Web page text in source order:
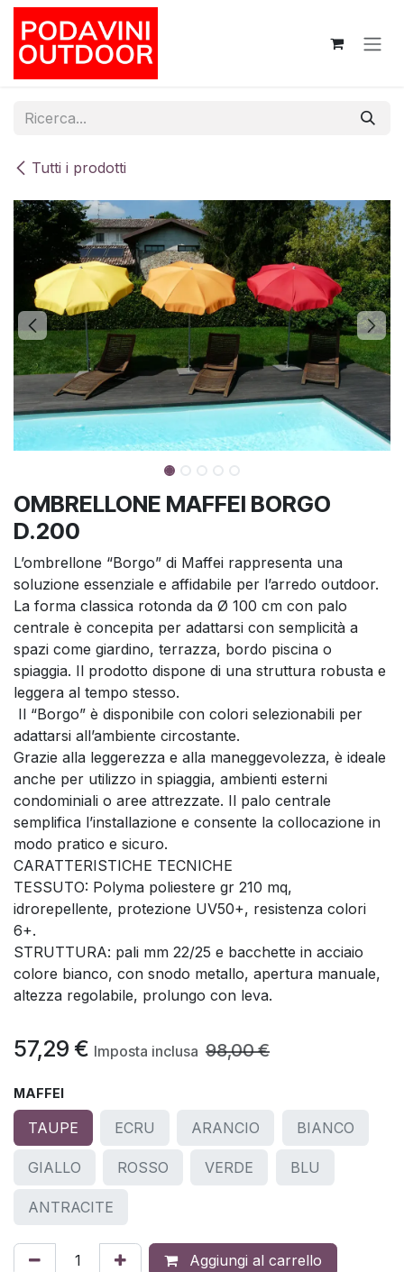
Passa al contenuto
Tutti i prodotti
OMBRELLONE MAFFEI BORGO
D.200
L’ombrellone “Borgo” di Maffei rappresenta una
soluzione essenziale e affidabile per l’arredo outdoor.
La forma classica rotonda da Ø 100 cm con palo
centrale è concepita per adattarsi con semplicità a
spazi come giardino, terrazza, bordo piscina o
spiaggia. Il prodotto dispone di una struttura robusta e
leggera al tempo stesso.
Il “Borgo” è disponibile con colori selezionabili per
adattarsi all’ambiente circostante.
Grazie alla leggerezza e alla maneggevolezza, è ideale
anche per utilizzo in spiaggia, ambienti esterni
condominiali o aree attrezzate. Il palo centrale
semplifica l’installazione e consente la collocazione in
modo pratico e sicuro.
CARATTERISTICHE TECNICHE
TESSUTO: Polyma poliestere gr 210 mq,
idrorepellente, protezione UV50+, resistenza colori
6+.
STRUTTURA: pali mm 22/25 e bacchette in acciaio
colore bianco, con snodo metallo, apertura manuale,
altezza regolabile, prolungo con leva.
57,29 € Imposta inclusa 98,00€
MAFFEI
TAUPE ECRU ARANCIO BIANCO
GIALLO ROSSO VERDE BLU
ANTRACITE
Aggiungi al carrello